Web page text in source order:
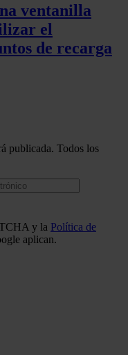
ventanilla
el
de recarga
publicada. Todos los
y la Política de
aplican.